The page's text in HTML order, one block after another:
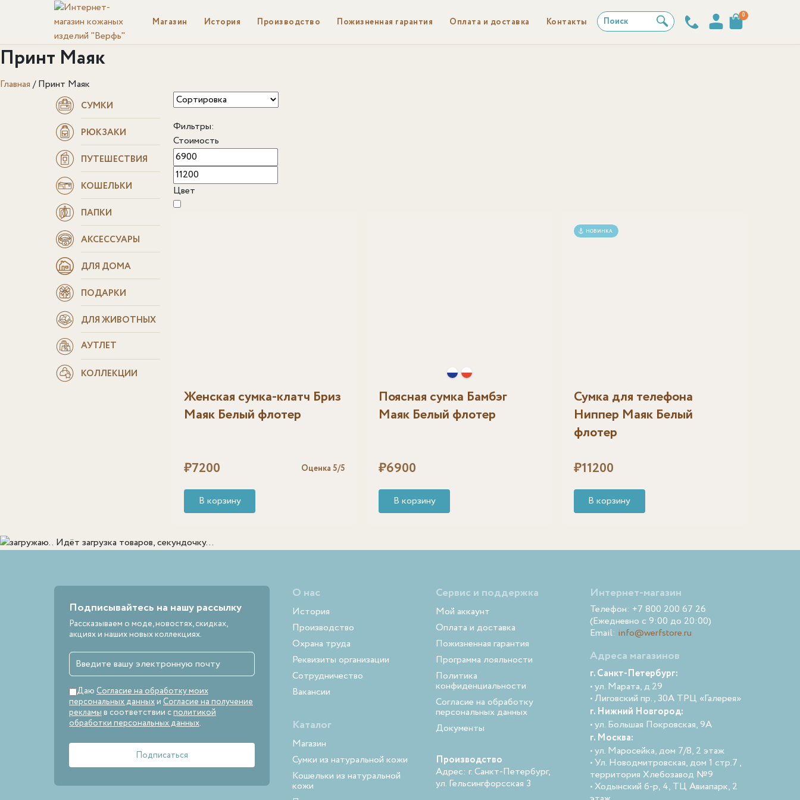
Магазин История Производство Пожизненная гарантия Оплата и доставка Контакты Поиск 0
Принт Маяк
Главная /Принт Маяк
СУМКИ
РЮКЗАКИ
ПУТЕШЕСТВИЯ
КОШЕЛЬКИ
ПАПКИ
АКСЕССУАРЫ
ДЛЯ ДОМА
ПОДАРКИ
ДЛЯ ЖИВОТНЫХ
АУТЛЕТ
КОЛЛЕКЦИИ
Фильтры:
Стоимость
Цвет
Женская сумка-клатч Бриз
Маяк Белый флотер
₽7200 Оценка5/5
В корзину
Поясная сумка Бамбэг
Маяк Белый флотер
₽6900
В корзину
НОВИНКА
Сумка для телефона
Ниппер Маяк Белый
флотер
₽11200
В корзину
Идёт загрузка товаров, секундочку...
Подписывайтесь на нашу рассылку
Рассказываем о моде, новостях, скидках,
акциях и наших новых коллекциях.
Даю Согласие на обработку моих
персональных данныхи Согласие на получение
рекламыв соответствии сполитикой
обработки персональных данных.
О нас
История
Производство
Охрана труда
Реквизиты организации
Сотрудничество
Вакансии
Каталог
Магазин
Сумки из натуральной кожи
Кошельки из натуральной
кожи
Сервис и поддержка
Мой аккаунт
Оплата и доставка
Пожизненная гарантия
Программа лояльности
Политика
конфиденциальности
Согласие на обработку
персональных данных
Документы
Производство
Адрес: г. Санкт-Петербург,
ул. Гельсингфорсская 3
Интернет-магазин
Телефон: +7 800 200 67 26
(Ежедневно с 9:00 до 20:00)
Email: info@werfstore.ru
Адреса магазинов
г. Санкт-Петербург:
• ул. Марата, д.29
• Лиговский пр., 30А ТРЦ «Галерея»
г. Нижний Новгород:
• ул. Большая Покровская, 9А
г. Москва:
• ул. Маросейка, дом 7/8, 2 этаж
• Ул. Новодмитровская, дом 1 стр.7 ,
территория Хлебозавод №9
• Ходынский б-р, 4, ТЦ Авиапарк, 2